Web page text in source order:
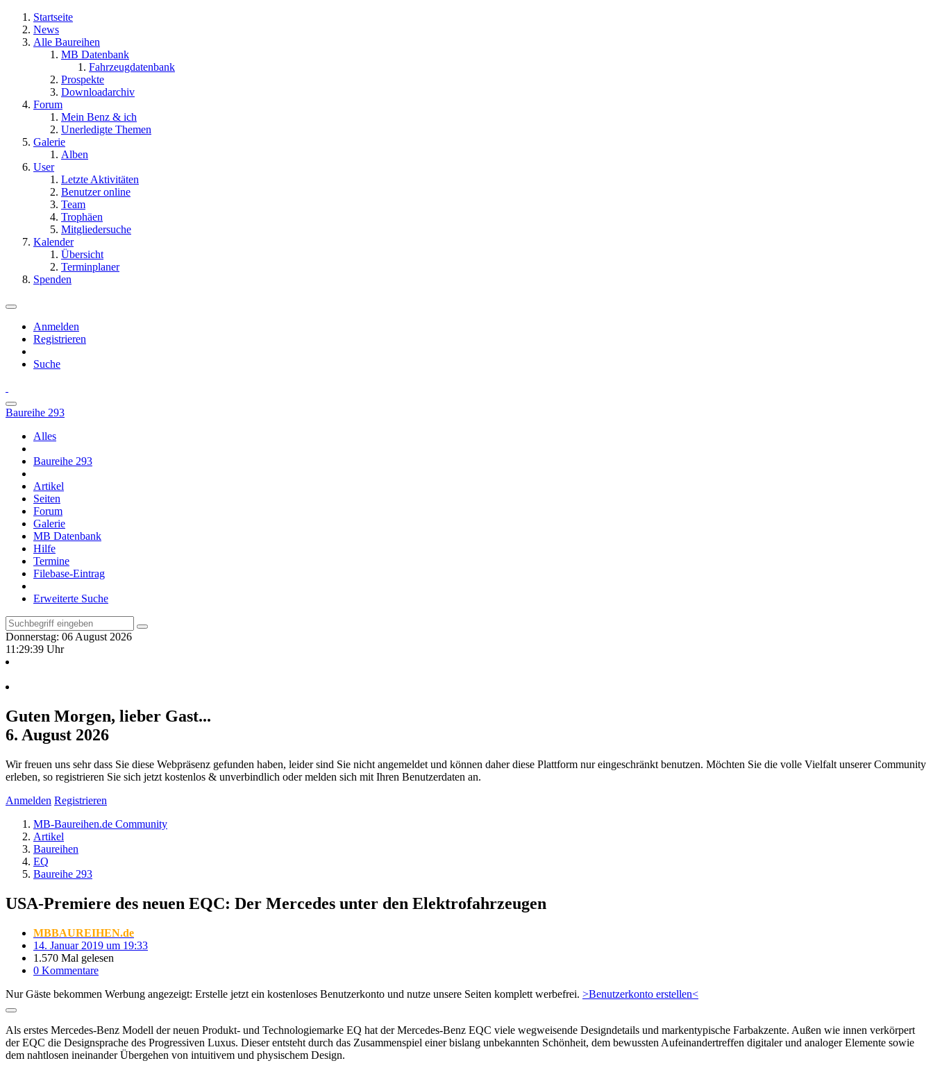
Startseite
News
Alle Baureihen
MB Datenbank
Fahrzeugdatenbank
Prospekte
Downloadarchiv
Forum
Mein Benz & ich
Unerledigte Themen
Galerie
Alben
User
Letzte Aktivitäten
Benutzer online
Team
Trophäen
Mitgliedersuche
Kalender
Übersicht
Terminplaner
Spenden
Anmelden
Registrieren
Suche
Baureihe 293
Alles
Baureihe 293
Artikel
Seiten
Forum
Galerie
MB Datenbank
Hilfe
Termine
Filebase-Eintrag
Erweiterte Suche
Donnerstag: 06 August 2026
11:29:40 Uhr
Guten Morgen, lieber Gast...
6. August 2026
Wir freuen uns sehr dass Sie diese Webpräsenz gefunden haben, leider sind Sie nicht angemeldet und können daher diese Plattform nur eingeschränkt benutzen. Möchten Sie die volle Vielfalt unserer Community
erleben, so registrieren Sie sich jetzt kostenlos & unverbindlich oder melden sich mit Ihren Benutzerdaten an.
Anmelden Registrieren
MB-Baureihen.de Community
Artikel
Baureihen
EQ
Baureihe 293
USA-Premiere des neuen EQC: Der Mercedes unter den Elektrofahrzeugen
MBBAUREIHEN.de
14. Januar 2019 um 19:33
1.570 Mal gelesen
0 Kommentare
Nur Gäste bekommen Werbung angezeigt: Erstelle jetzt ein kostenloses Benutzerkonto und nutze unsere Seiten komplett werbefrei. >Benutzerkonto erstellen<
Als erstes Mercedes-Benz Modell der neuen Produkt- und Technologiemarke EQ hat der Mercedes-Benz EQC viele wegweisende Designdetails und markentypische Farbakzente. Außen wie innen verkörpert
der EQC die Designsprache des Progressiven Luxus. Dieser entsteht durch das Zusammenspiel einer bislang unbekannten Schönheit, dem bewussten Aufeinandertreffen digitaler und analoger Elemente sowie
dem nahtlosen ineinander Übergehen von intuitivem und physischem Design.